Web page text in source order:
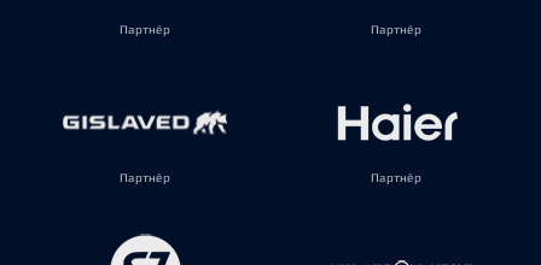
Партнёр Партнёр
Партнёр Партнёр